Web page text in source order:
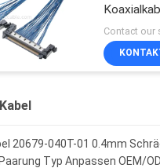
20679-040T-01 0.4mm
Typ Anpassen OEM/